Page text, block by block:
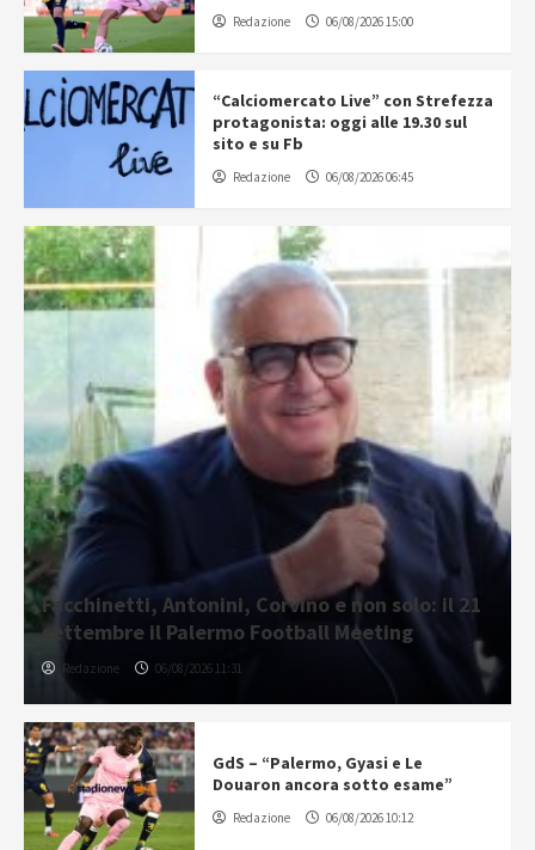
Redazione 06/08/2026 15:00
“Calciomercato Live” con Strefezza
protagonista: oggi alle 19.30 sul
sito e su Fb
Redazione 06/08/2026 06:45
Facchinetti, Antonini, Corvino e non solo: il 21
settembre il Palermo Football Meeting
Redazione 06/08/2026 11:31
GdS – “Palermo, Gyasi e Le
Douaron ancora sotto esame”
Redazione 06/08/2026 10:12